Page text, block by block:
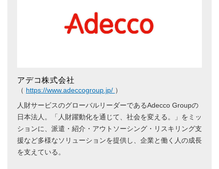
アデコ株式会社
（ https://www.adeccogroup.jp/ ）
人財サービスのグローバルリーダーであるAdecco Groupの
日本法人。「人財躍動化を通じて、社会を変える。」をミッ
ションに、派遣・紹介・アウトソーシング・リスキリング支
援など多様なソリューションを提供し、企業と働く人の成長
を支えている。